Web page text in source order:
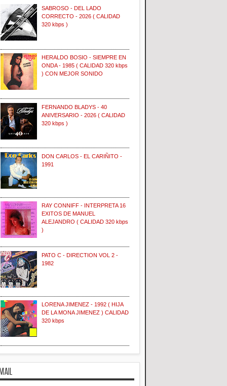
SABROSO - DEL LADO
CORRECTO - 2026 ( CALIDAD
320 kbps )
HERALDO BOSIO - SIEMPRE EN
ONDA - 1985 ( CALIDAD 320 kbps
) CON MEJOR SONIDO
FERNANDO BLADYS - 40
ANIVERSARIO - 2026 ( CALIDAD
320 kbps )
DON CARLOS - EL CARIÑITO -
1991
RAY CONNIFF - INTERPRETA 16
EXITOS DE MANUEL
ALEJANDRO ( CALIDAD 320 kbps
)
PATO C - DIRECTION VOL 2 -
1982
LORENA JIMENEZ - 1992 ( HIJA
DE LA MONA JIMENEZ ) CALIDAD
320 kbps